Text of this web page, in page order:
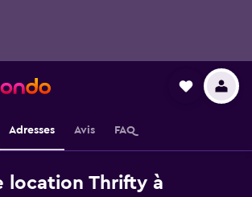
Adresses Avis FAQ
location Thrifty à